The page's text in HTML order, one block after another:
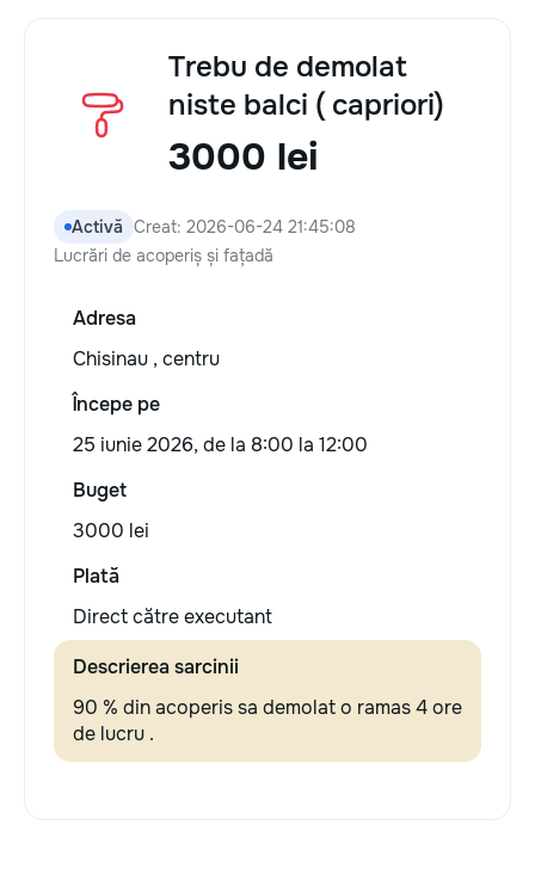
Trebu de demolat
niste balci ( capriori)
3000 lei
Activă Creat: 2026-06-24 21:45:08
Lucrări de acoperiș și fațadă
Adresa
Chisinau , centru
Începe pe
25 iunie 2026, de la 8:00 la 12:00
Buget
3000 lei
Plată
Direct către executant
Descrierea sarcinii
90 % din acoperis sa demolat o ramas 4 ore
de lucru .